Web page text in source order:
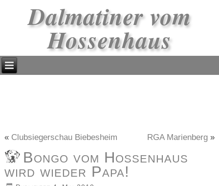
Dalmatiner vom
Hossenhaus
« Clubsiegerschau Biebesheim RGA Marienberg»
Bongo vom Hossenhaus
wird wieder Papa!